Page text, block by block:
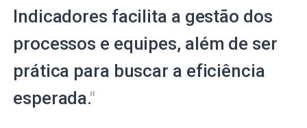
Indicadores facilita a gestão dos
processos e equipes, além de ser
prática para buscar a eficiência
esperada."